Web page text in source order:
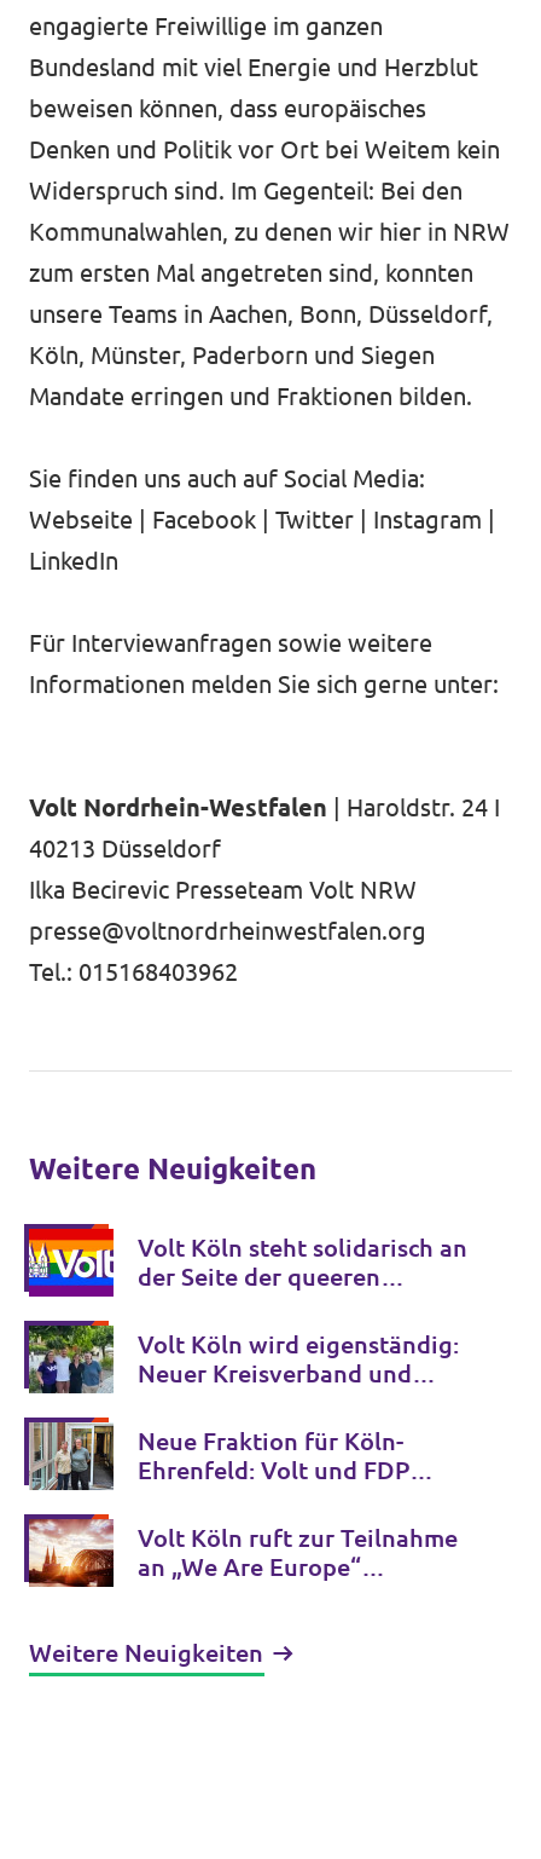
engagierte Freiwillige im ganzen
Bundesland mit viel Energie und Herzblut
beweisen können, dass europäisches
Denken und Politik vor Ort bei Weitem kein
Widerspruch sind. Im Gegenteil: Bei den
Kommunalwahlen, zu denen wir hier in NRW
zum ersten Mal angetreten sind, konnten
unsere Teams in Aachen, Bonn, Düsseldorf,
Köln, Münster, Paderborn und Siegen
Mandate erringen und Fraktionen bilden.
Sie finden uns auch auf Social Media:
Webseite | Facebook | Twitter | Instagram |
LinkedIn
Für Interviewanfragen sowie weitere
Informationen melden Sie sich gerne unter:
Volt Nordrhein-Westfalen
| Haroldstr. 24 I
40213 Düsseldorf
Ilka Becirevic Presseteam Volt NRW
presse@voltnordrheinwestfalen.org
Tel.: 015168403962
Weitere Neuigkeiten
Volt Köln steht solidarisch an
der Seite der queeren
Volt Köln wird eigenständig:
Neuer Kreisverband und
Neue Fraktion für Köln-
Ehrenfeld: Volt und FDP
Bezirksvertretung
Volt Köln ruft zur Teilnahme
an „We Are Europe“
Weitere Neuigkeiten